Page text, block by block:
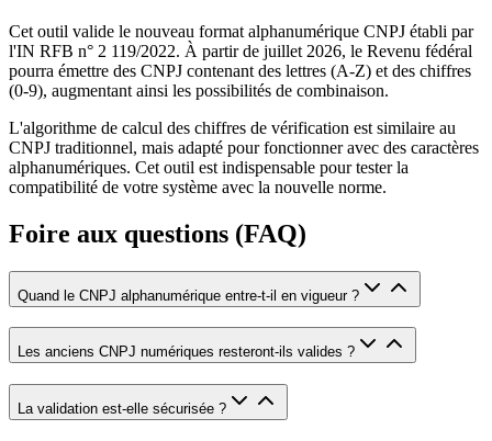
Cet outil valide le nouveau format alphanumérique CNPJ établi par
l'IN RFB n° 2 119/2022. À partir de juillet 2026, le Revenu fédéral
pourra émettre des CNPJ contenant des lettres (A-Z) et des chiffres
(0-9), augmentant ainsi les possibilités de combinaison.
L'algorithme de calcul des chiffres de vérification est similaire au
CNPJ traditionnel, mais adapté pour fonctionner avec des caractères
alphanumériques. Cet outil est indispensable pour tester la
compatibilité de votre système avec la nouvelle norme.
Foire aux questions (FAQ)
Quand le CNPJ alphanumérique entre-t-il en vigueur ?
Les anciens CNPJ numériques resteront-ils valides ?
La validation est-elle sécurisée ?